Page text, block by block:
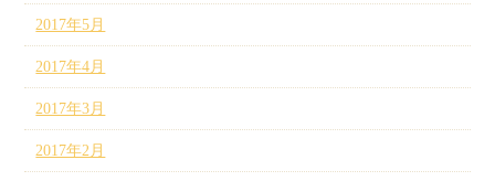
2017年5月
2017年4月
2017年3月
2017年2月